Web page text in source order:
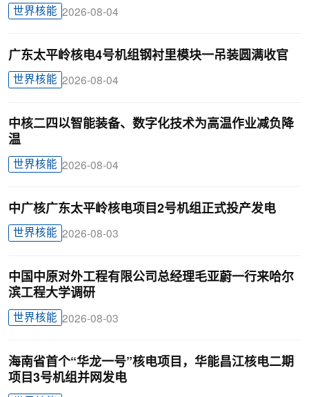
世界核能 2026-08-04
广东太平岭核电4号机组钢衬里模块一吊装圆满收官
世界核能 2026-08-04
中核二四以智能装备、数字化技术为高温作业减负降
温
世界核能 2026-08-04
中广核广东太平岭核电项目2号机组正式投产发电
世界核能 2026-08-03
中国中原对外工程有限公司总经理毛亚蔚一行来哈尔
滨工程大学调研
世界核能 2026-08-03
海南省首个“华龙一号”核电项目，华能昌江核电二期
项目3号机组并网发电